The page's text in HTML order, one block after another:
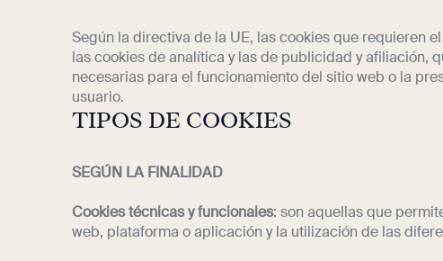
Según la directiva de la UE, las cookies que requieren
las cookies de analítica y las de publicidad y afiliación,
necesarias para el funcionamiento del sitio web o la
usuario.
TIPOS DE COOKIES
SEGÚN LA FINALIDAD
Cookies técnicas y funcionales: son aquellas que
web, plataforma o aplicación y la utilización de las